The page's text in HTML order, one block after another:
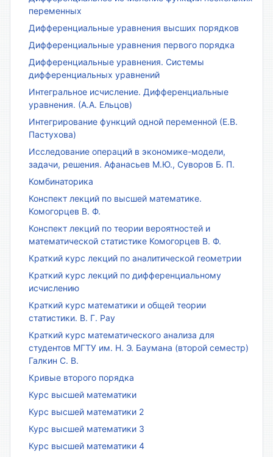
переменных
Дифференциальные уравнения высших порядков
Дифференциальные уравнения первого порядка
Дифференциальные уравнения. Системы
дифференциальных уравнений
Интегральное исчисление. Дифференциальные
уравнения. (А.А. Ельцов)
Интегрирование функций одной переменной (Е.В.
Пастухова)
Исследование операций в экономике-модели,
задачи, решения. Афанасьев М.Ю., Суворов Б. П.
Комбинаторика
Конспект лекций по высшей математике.
Комогорцев В. Ф.
Конспект лекций по теории вероятностей и
математической статистике Комогорцев В. Ф.
Краткий курс лекций по аналитической геометрии
Краткий курс лекций по дифференциальному
исчислению
Краткий курс математики и общей теории
статистики. В. Г. Рау
Краткий курс математического анализа для
студентов МГТУ им. Н. Э. Баумана (второй семестр)
Галкин С. В.
Кривые второго порядка
Курс высшей математики
Курс высшей математики 2
Курс высшей математики 3
Курс высшей математики 4